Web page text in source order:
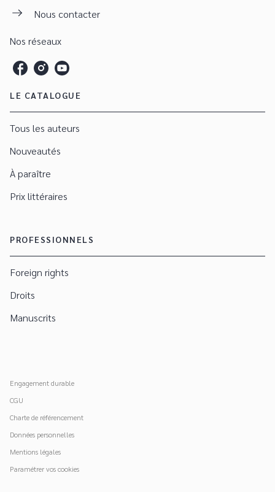
Nous contacter
Nos réseaux
LE CATALOGUE
Tous les auteurs
Nouveautés
À paraître
Prix littéraires
PROFESSIONNELS
Foreign rights
Droits
Manuscrits
Engagement durable
CGU
Charte de référencement
Données personnelles
Mentions légales
Paramétrer vos cookies